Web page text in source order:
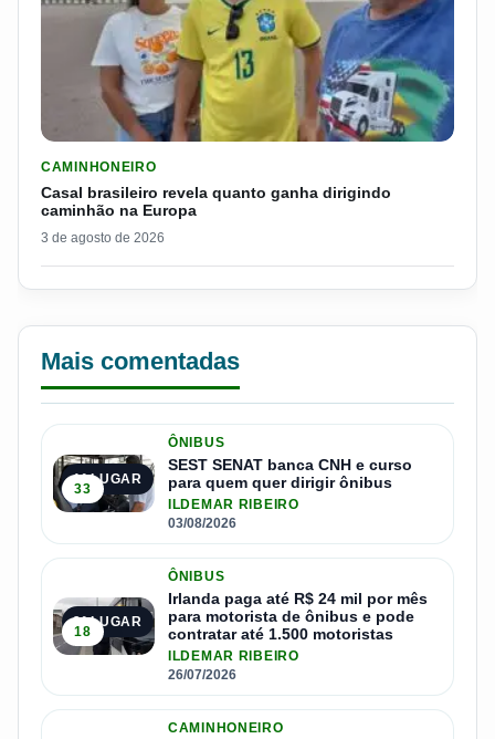
CAMINHONEIRO
Casal brasileiro revela quanto ganha dirigindo
caminhão na Europa
3 de agosto de 2026
Mais comentadas
1º LUGAR
33
ÔNIBUS
SEST SENAT banca CNH e curso
para quem quer dirigir ônibus
ILDEMAR RIBEIRO
03/08/2026
2º LUGAR
18
ÔNIBUS
Irlanda paga até R$ 24 mil por mês
para motorista de ônibus e pode
contratar até 1.500 motoristas
ILDEMAR RIBEIRO
26/07/2026
CAMINHONEIRO